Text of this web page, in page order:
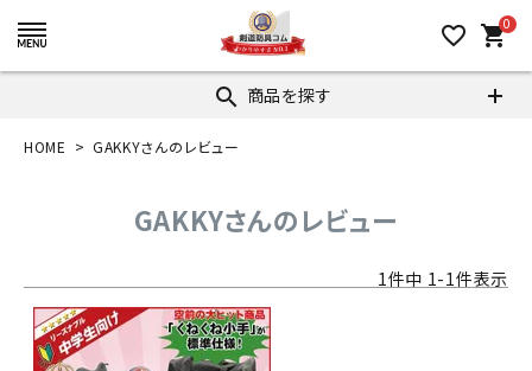
favorite_border 0
shopping_cart
search 商品を探す
HOME GAKKYさんのレビュー
GAKKYさんのレビュー
1件中 1-1件表示